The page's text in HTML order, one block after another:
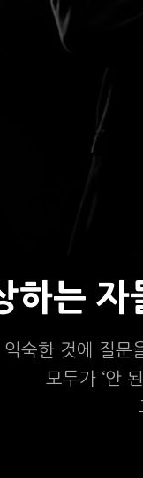
하는 자
익숙한 것에 질문
모두가 ‘안